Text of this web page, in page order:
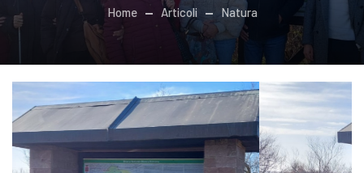
Home Articoli Natura